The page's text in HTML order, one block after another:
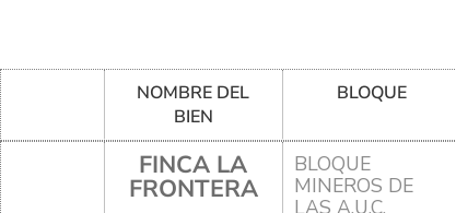
NOMBRE DEL
BIEN
BLOQUE
FINCA LA
FRONTERA
BLOQUE
MINEROS DE
LAS A.U.C.